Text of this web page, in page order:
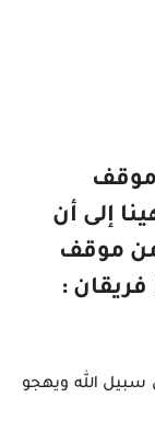
موقف
إلى أن
من موقف
:
الله ويهجو